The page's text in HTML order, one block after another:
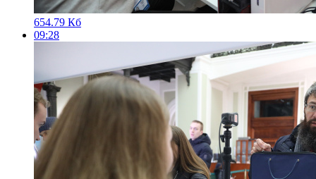
654.79 Кб
09:28